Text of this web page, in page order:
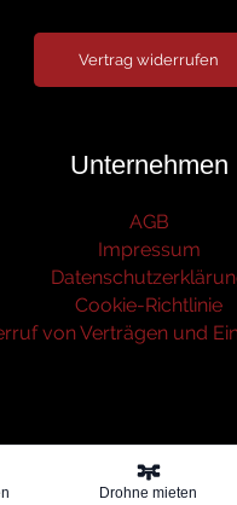
Vertrag widerrufen
Unternehmen
AGB
Impressum
Cookie-Richtlinie
von Verträgen und
Drohne mieten